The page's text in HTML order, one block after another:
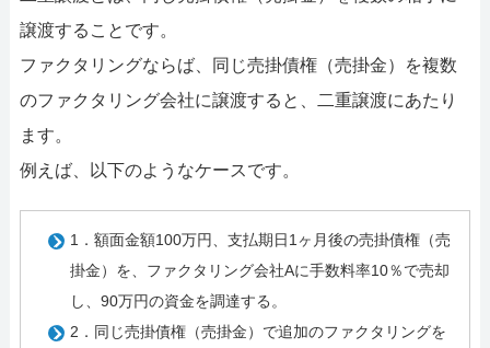
譲渡することです。
ファクタリングならば、同じ売掛債権（売掛金）を複数
のファクタリング会社に譲渡すると、二重譲渡にあたり
ます。
例えば、以下のようなケースです。
1．額面金額100万円、支払期日1ヶ月後の売掛債権（売
掛金）を、ファクタリング会社Aに手数料率10％で売却
し、90万円の資金を調達する。
2．同じ売掛債権（売掛金）で追加のファクタリングを